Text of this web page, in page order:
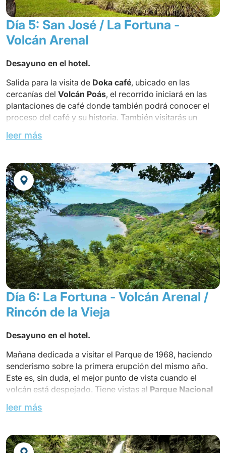
Día 5: San José / La Fortuna -
Volcán Arenal
Desayuno en el hotel.
Salida para la visita de Doka café, ubicado en las
cercanías del Volcán Poás, el recorrido iniciará en las
plantaciones de café donde también podrá conocer el
proceso del café y su historia. También visitarás un
pequeño mariposario ubicado al lado de la plantación.
Rica por su perfecta forma cónica. Es un área protegida
que es un laboratorio vivo por su riqueza geológica y
geomorfológica, así como por la complejidad de sus
procesos biológicos.
Su primera actividad esta prevista para el Parque
Nacional 1968. Llegada y check-in en el hotel
Cena en el restaurante
ARENAL MONTECHIARI o similar(Habitación Estándar)
leer más
Día 6: La Fortuna - Volcán Arenal /
Rincón de la Vieja
Desayuno en el hotel.
Mañana dedicada a visitar el Parque de 1968, haciendo
senderismo sobre la primera erupción del mismo año.
Este es, sin duda, el mejor punto de vista cuando el
volcán está despejado. Tiene vistas al Parque Nacional
y es fácil observar la rica naturaleza que rodea el
volcán. Su característica principal es el majestuoso cono
Almuerzo en un restaurante local.
leer más